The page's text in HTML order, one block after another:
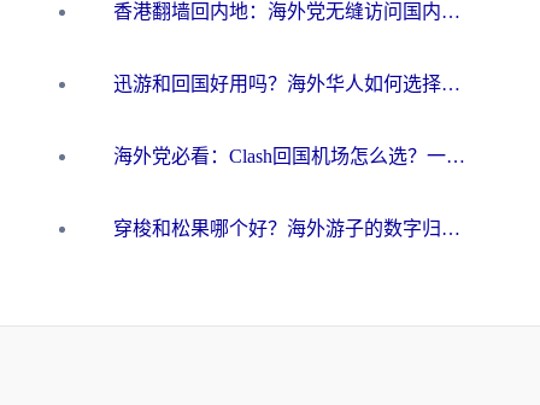
香港翻墙回内地：海外党无缝访问国内资源的加速器选择全攻略
迅游和回国好用吗？海外华人如何选择靠谱的回国加速器
海外党必看：Clash回国机场怎么选？一篇搞定无缝访问国内资源的全攻略
穿梭和松果哪个好？海外游子的数字归乡路，到底该怎么选